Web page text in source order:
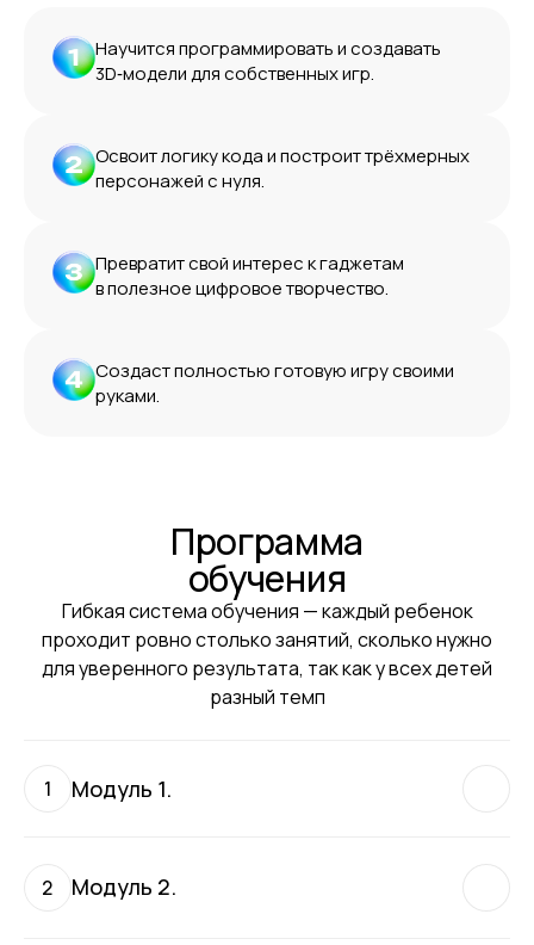
Научится программировать и создавать
3D‑модели для собственных игр.
Освоит логику кода и построит трёхмерных
персонажей с нуля.
Превратит свой интерес к гаджетам
в полезное цифровое творчество.
Создаст полностью готовую игру своими
руками.
Программа
обучения
Гибкая система обучения — каждый ребенок
проходит ровно столько занятий, сколько нужно
для уверенного результата, так как у всех детей
разный темп
1 Модуль 1.
Урок 1. Первый запуск и знакомство
2 Модуль 2.